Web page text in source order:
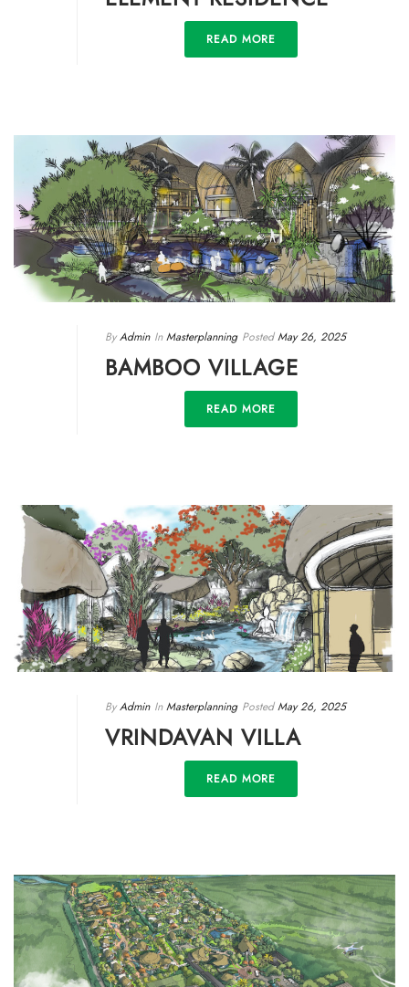
READ MORE
By Admin In Masterplanning Posted May 26, 2025
BAMBOO VILLAGE
READ MORE
By Admin In Masterplanning Posted May 26, 2025
VRINDAVAN VILLA
READ MORE